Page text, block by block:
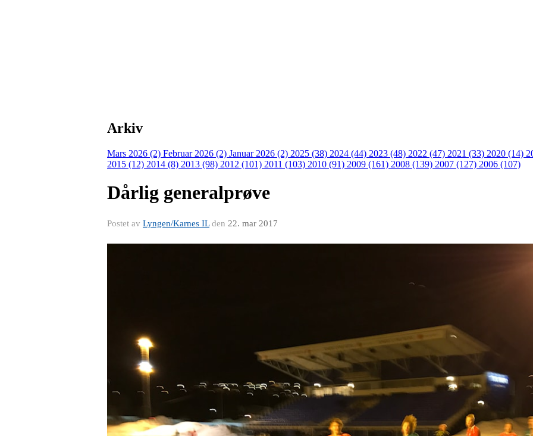
Arkiv
Mars 2026 (2) Februar 2026 (2) Januar 2026 (2) 2025 (38) 2024 (44) 2023 (48) 2022 (47) 2021 (33) 2020 (14)
2015 (12) 2014 (8) 2013 (98) 2012 (101) 2011 (103) 2010 (91) 2009 (161) 2008 (139) 2007 (127) 2006 (107)
Dårlig generalprøve
Postet av Lyngen/Karnes ILden 22. mar 2017